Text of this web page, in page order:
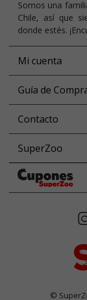
Somos una
Chile, así que
donde estés.
Mi cuenta
Guía de
Contacto
SuperZoo
©